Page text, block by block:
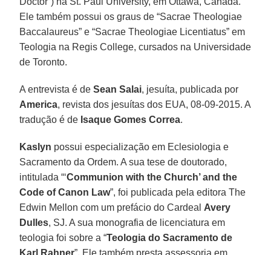
Ele também possui os graus de “Sacrae Theologiae
Baccalaureus” e “Sacrae Theologiae Licentiatus” em
Teologia na Regis College, cursados na Universidade
de Toronto.
A entrevista é deSean Salai, jesuíta, publicada por
America, revista dos jesuítas dos EUA, 08-09-2015. A
tradução é de Isaque Gomes Correa.
Kaslyn possui especialização em Eclesiologia e
Sacramento da Ordem. A sua tese de doutorado,
intitulada “‘Communion with the Church’ and the
Code of Canon Law”, foi publicada pela editora The
Edwin Mellon com um prefácio do Cardeal Avery
Dulles, SJ. A sua monografia de licenciatura em
teologia foi sobre a “Teologia do Sacramento de
Karl Rahner”. Ele também presta assessoria em